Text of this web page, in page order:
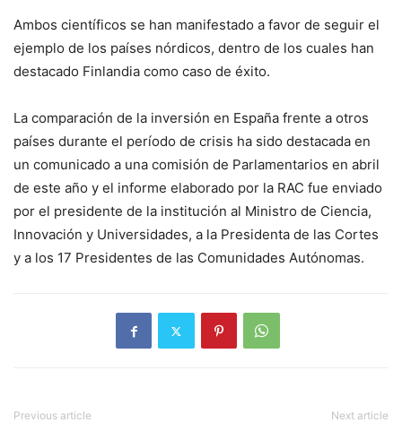
Ambos científicos se han manifestado a favor de seguir el
ejemplo de los países nórdicos, dentro de los cuales han
destacado Finlandia como caso de éxito.
La comparación de la inversión en España frente a otros
países durante el período de crisis ha sido destacada en
un comunicado a una comisión de Parlamentarios en abril
de este año y el informe elaborado por la RAC fue enviado
por el presidente de la institución al Ministro de Ciencia,
Innovación y Universidades, a la Presidenta de las Cortes
y a los 17 Presidentes de las Comunidades Autónomas.
Previous article Next article